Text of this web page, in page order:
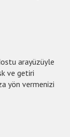
arayüzüyle
ve getiri
yön vermenizi